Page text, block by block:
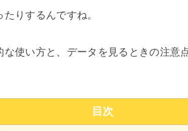
りするんですね。
使い方と、データを見るときの注
目次